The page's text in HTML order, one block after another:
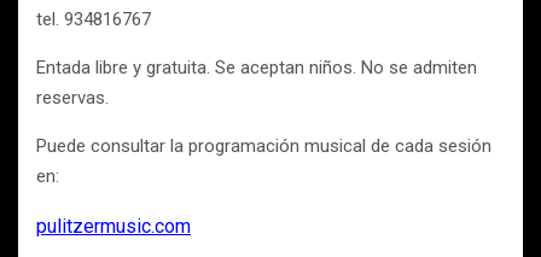
tel. 934816767
Entada libre y gratuita. Se aceptan niños. No se admiten
reservas.
Puede consultar la programación musical de cada sesión
en:
pulitzermusic.com